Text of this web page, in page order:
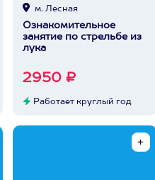
м. Лесная
Ознакомительное
занятие по стрельбе из
лука
2950 ₽
Работает круглый год